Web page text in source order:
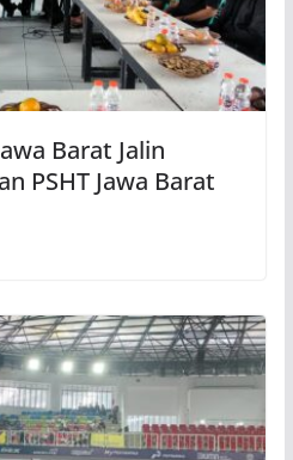
Barat Jalin
PSHT Jawa Barat